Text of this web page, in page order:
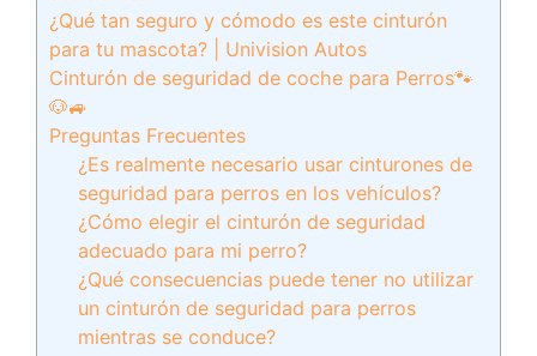
¿Qué tan seguro y cómodo es este cinturón
para tu mascota? | Univision Autos
Cinturón de seguridad de coche para Perros🐾
🐶🚙
Preguntas Frecuentes
¿Es realmente necesario usar cinturones de
seguridad para perros en los vehículos?
¿Cómo elegir el cinturón de seguridad
adecuado para mi perro?
¿Qué consecuencias puede tener no utilizar
un cinturón de seguridad para perros
mientras se conduce?